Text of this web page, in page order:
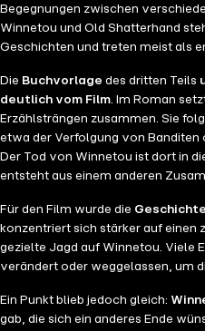
Begegnungen zwischen
Winnetou und Old Shatterhand
Geschichten und treten meist als
Die Buchvorlage des dritten Teils
deutlich vom Film. Im Roman
Erzählsträngen zusammen. Sie
etwa der Verfolgung von Banditen
Der Tod von Winnetou ist dort in
entsteht aus einem anderen
Für den Film wurde die
konzentriert sich stärker auf einen
gezielte Jagd auf Winnetou. Viele
verändert oder weggelassen, um
Ein Punkt blieb jedoch gleich:
gab, die sich ein anderes Ende